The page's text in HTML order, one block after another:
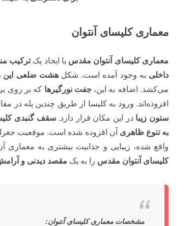
معماری کلیسای آنتوان
معماری کلیسای آنتوان مقدس با ایجاد یکترکیب
داخلی به وجود آمده است. شکلهشت ضلعی این بنا
می‌کشد. اضافه به این،جفت نورگیرها که بر روی
افزوده‌اند. ورود به کلیسا از طریق چندین پله در
ستون زیبا در این مکان قرار دارد. سقف گنبدی
به تنوع ظاهری آن افزوده شده است. موقعیت
واقع شده، زیبایی و جذابیت بیشتری به
کلیسای آنتوان مقدس را به یک مقصد دیدنی و
مشخصات معماری کلیسای آنتوان: